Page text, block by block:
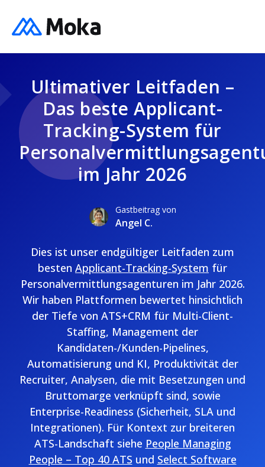
Ultimativer Leitfaden –
Das beste Applicant-
Tracking-System für
im Jahr 2026
Gastbeitrag von
Angel C.
Dies ist unser endgültiger Leitfaden zum
besten Applicant-Tracking-System für
Personalvermittlungsagenturen im Jahr 2026.
Wir haben Plattformen bewertet hinsichtlich
der Tiefe von ATS+CRM für Multi-Client-
Staffing, Management der
Kandidaten-/Kunden-Pipelines,
Automatisierung und KI, Produktivität der
Recruiter, Analysen, die mit Besetzungen und
Bruttomarge verknüpft sind, sowie
Enterprise-Readiness (Sicherheit, SLA und
Integrationen). Für Kontext zur breiteren
ATS-Landschaft siehe People Managing
People – Top 40 ATS und Select Software